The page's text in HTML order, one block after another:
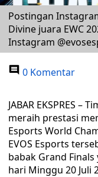
Postingan
Divine juara EWC
Instagram
0 Komentar
JABAR EKSPRES –
meraih prestasi
Esports World
EVOS Esports
babak Grand
hari Minggu 20 Juli